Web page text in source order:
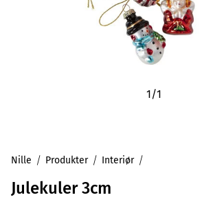
1/1
Nille Produkter Interiør
Julekuler 3cm